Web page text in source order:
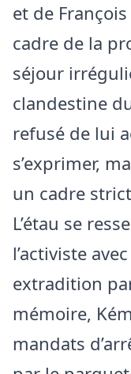
et de
cadre de la
séjour
clandestine
refusé de lui
s’exprimer,
un cadre
L’étau se
l’activiste
extradition
mémoire,
mandats